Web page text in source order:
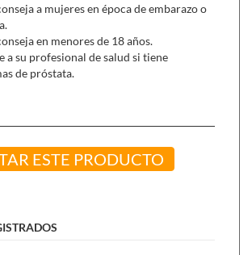
a mujeres en época de embarazo o
en menores de 18 años.
a su profesional de salud si tiene
de próstata.
ESTE PRODUCTO